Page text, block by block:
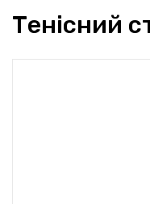
ГОЛОВНА
Тенісний